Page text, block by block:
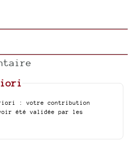
: votre contribution
été validée par les